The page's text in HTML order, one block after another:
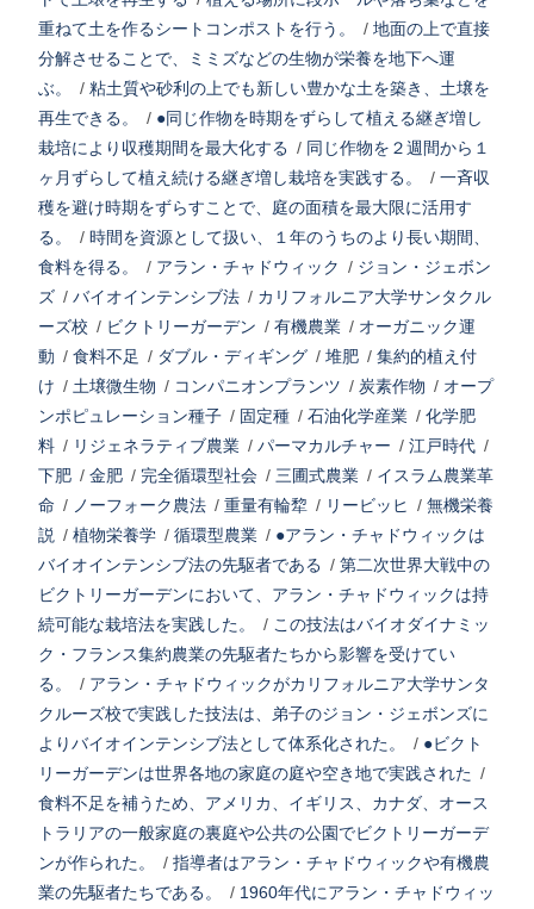
重ねて土を作るシートコンポストを行う。
/ 地面の上で直接
分解させることで、ミミズなどの生物が栄養を地下へ運
ぶ。
/ 粘土質や砂利の上でも新しい豊かな土を築き、土壌を
再生できる。
/ ●同じ作物を時期をずらして植える継ぎ増し
栽培により収穫期間を最大化する / 同じ作物を２週間から１
ヶ月ずらして植え続ける継ぎ増し栽培を実践する。
/ 一斉収
穫を避け時期をずらすことで、庭の面積を最大限に活用す
る。
/ 時間を資源として扱い、１年のうちのより長い期間、
食料を得る。
/ アラン・チャドウィック / ジョン・ジェボン
ズ / バイオインテンシブ法 / カリフォルニア大学サンタクル
ーズ校 / ビクトリーガーデン / 有機農業 / オーガニック運
動 / 食料不足 / ダブル・ディギング / 堆肥 / 集約的植え付
け / 土壌微生物 / コンパニオンプランツ / 炭素作物 / オープ
ンポピュレーション種子 / 固定種 / 石油化学産業 / 化学肥
料 / リジェネラティブ農業 / パーマカルチャー / 江戸時代 /
下肥 / 金肥 / 完全循環型社会 / 三圃式農業 / イスラム農業革
命 / ノーフォーク農法 / 重量有輪犂 / リービッヒ / 無機栄養
説 / 植物栄養学 / 循環型農業 / ●アラン・チャドウィックは
バイオインテンシブ法の先駆者である / 第二次世界大戦中の
ビクトリーガーデンにおいて、アラン・チャドウィックは持
続可能な栽培法を実践した。
/ この技法はバイオダイナミッ
ク・フランス集約農業の先駆者たちから影響を受けてい
る。
/ アラン・チャドウィックがカリフォルニア大学サンタ
クルーズ校で実践した技法は、弟子のジョン・ジェボンズに
よりバイオインテンシブ法として体系化された。
/ ●ビクト
リーガーデンは世界各地の家庭の庭や空き地で実践された /
食料不足を補うため、アメリカ、イギリス、カナダ、オース
トラリアの一般家庭の裏庭や公共の公園でビクトリーガーデ
ンが作られた。
/ 指導者はアラン・チャドウィックや有機農
業の先駆者たちである。
/ 1960年代にアラン・チャドウィッ